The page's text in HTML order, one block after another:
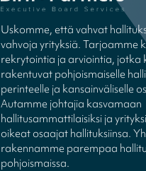
Uskomme, että vahvat
vahvoja yrityksiä. Tarjoamme
rekrytointia ja arviointia, jotka
rakentuvat pohjoismaiselle
perinteelle ja kansainväliselle
Autamme johtajia kasvamaan
hallitusammattilaisiksi ja
oikeat osaajat hallituksiinsa.
rakennamme parempaa
pohjoismaissa.